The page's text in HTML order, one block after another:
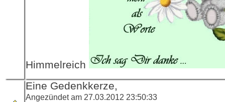
Himmelreich
Eine Gedenkkerze,
Angezündet am 27.03.2012 23:50:33